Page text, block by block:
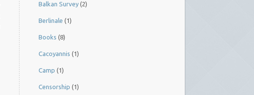
Balkan Survey (2)
Berlinale (1)
Books (8)
Cacoyannis (1)
Camp (1)
Censorship (1)